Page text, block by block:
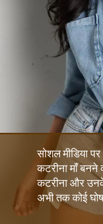
सोशल मीडिया
कटरीना माँ बनने
कटरीना और
अभी तक कोई